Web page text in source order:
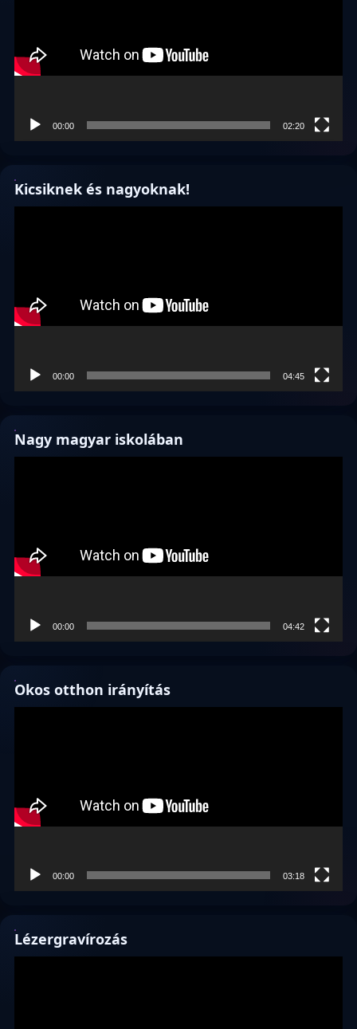
00:00 02:20
Kicsiknek és nagyoknak!
00:00 04:45
Nagy magyar iskolában
00:00 04:42
Okos otthon irányítás
00:00 03:18
Lézergravírozás